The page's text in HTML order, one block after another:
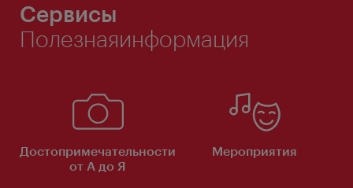
Сервисы
Полезнаяинформация
Достопримечательности
от А до Я
Мероприятия